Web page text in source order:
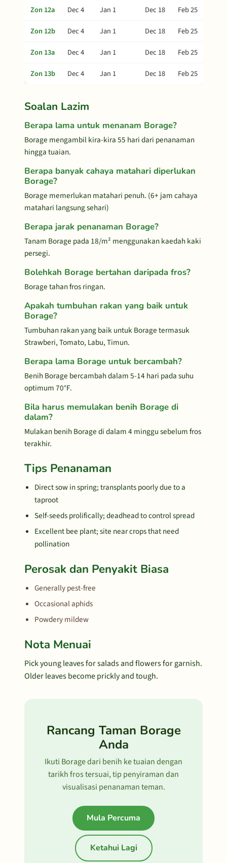
Zon 12a Dec 4 Jan 1 Dec 18
Feb 25
Zon 12b
Dec 4 Jan 1 Dec 18
Feb 25
Zon 13a
Dec 4 Jan 1 Dec 18
Feb 25
Zon 13b
Dec 4 Jan 1 Dec 18 Feb 25
Soalan Lazim
Berapa lama untuk menanam Borage?
Borage mengambil kira-kira 55 hari dari penanaman
hingga tuaian.
Berapa banyak cahaya matahari diperlukan
Borage?
Borage memerlukan matahari penuh. (6+ jam cahaya
matahari langsung sehari)
Berapa jarak penanaman Borage?
Tanam Borage pada 18/m² menggunakan kaedah kaki
persegi.
Bolehkah Borage bertahan daripada fros?
Borage tahan fros ringan.
Apakah tumbuhan rakan yang baik untuk
Borage?
Tumbuhan rakan yang baik untuk Borage termasuk
Strawberi, Tomato, Labu, Timun.
Berapa lama Borage untuk bercambah?
Benih Borage bercambah dalam 5-14 hari pada suhu
optimum 70°F.
Bila harus memulakan benih Borage di
dalam?
Mulakan benih Borage di dalam 4 minggu sebelum fros
terakhir.
Tips Penanaman
Direct sow in spring; transplants poorly due to a
taproot
Self-seeds prolifically; deadhead to control spread
Excellent bee plant; site near crops that need
pollination
Perosak dan Penyakit Biasa
Generally pest-free
Occasional aphids
Powdery mildew
Nota Menuai
Pick young leaves for salads and flowers for garnish.
Older leaves become prickly and tough.
Rancang Taman Borage
Anda
Ikuti Borage dari benih ke tuaian dengan
tarikh fros tersuai, tip penyiraman dan
visualisasi penanaman teman.
Mula Percuma
Ketahui Lagi